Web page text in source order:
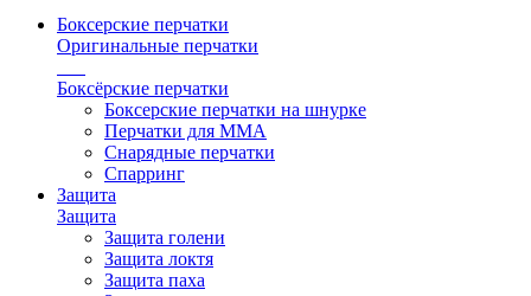
Боксерские перчатки
Оригинальные перчатки
Боксёрские перчатки
Боксерские перчатки на шнурке
Перчатки для ММА
Снарядные перчатки
Спарринг
Защита
Защита
Защита голени
Защита локтя
Защита паха